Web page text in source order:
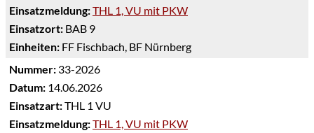
Einsatzmeldung:THL 1, VU mit PKW
Einsatzort: BAB 9
Einheiten: FF Fischbach, BF Nürnberg
Nummer: 33-2026
Datum: 14.06.2026
Einsatzart:THL 1 VU
Einsatzmeldung:THL 1, VU mit PKW